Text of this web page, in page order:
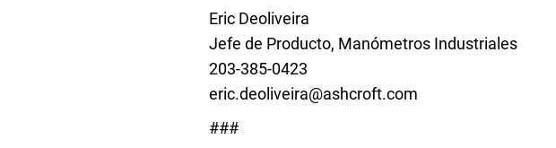
Eric Deoliveira
Jefe de Producto, Manómetros Industriales
203-385-0423
eric.deoliveira@ashcroft.com
###